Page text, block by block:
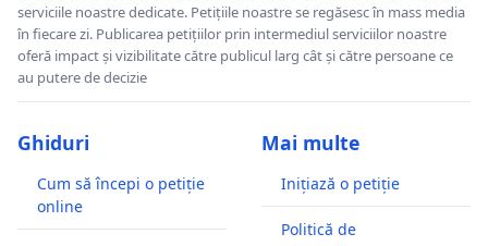
serviciile noastre dedicate. Petițiile noastre se regăsesc în mass media
în fiecare zi. Publicarea petițiilor prin intermediul serviciilor noastre
oferă impact și vizibilitate către publicul larg cât și către persoane ce
au putere de decizie
Ghiduri
Cum să începi o petiție
online
Mai multe
Inițiază o petiție
Politică de